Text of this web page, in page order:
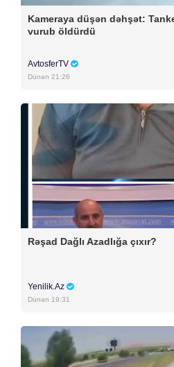
Kameraya düşən dəhşət:
vurub öldürdü
AvtosferTV
Dünən 21:26
Rəşad Dağlı Azadlığa çıxır?
Yenilik.Az
Dünən 19:31